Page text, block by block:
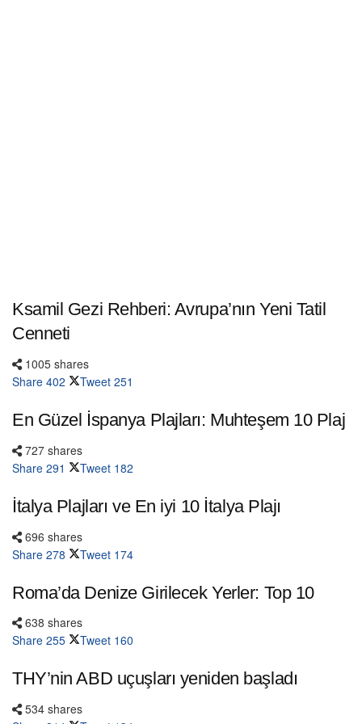
Ksamil Gezi Rehberi: Avrupa’nın Yeni Tatil
Cenneti
1005 shares
Share 402 Tweet 251
En Güzel İspanya Plajları: Muhteşem 10 Plaj
727 shares
Share 291 Tweet 182
İtalya Plajları ve En iyi 10 İtalya Plajı
696 shares
Share 278 Tweet 174
Roma’da Denize Girilecek Yerler: Top 10
638 shares
Share 255 Tweet 160
THY’nin ABD uçuşları yeniden başladı
534 shares